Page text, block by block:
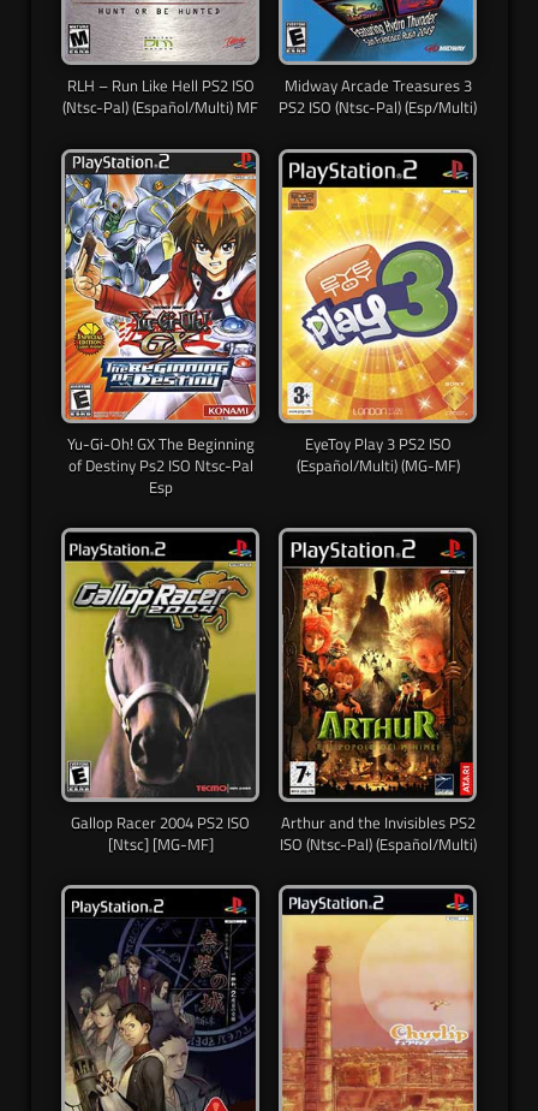
RLH – Run Like Hell PS2 ISO
(Ntsc-Pal) (Español/Multi) MF
Midway Arcade Treasures 3
PS2 ISO (Ntsc-Pal) (Esp/Multi)
Yu-Gi-Oh! GX The Beginning
of Destiny Ps2 ISO Ntsc-Pal
Esp
EyeToy Play 3 PS2 ISO
(Español/Multi) (MG-MF)
Gallop Racer 2004 PS2 ISO
[Ntsc] [MG-MF]
Arthur and the Invisibles PS2
ISO (Ntsc-Pal) (Español/Multi)